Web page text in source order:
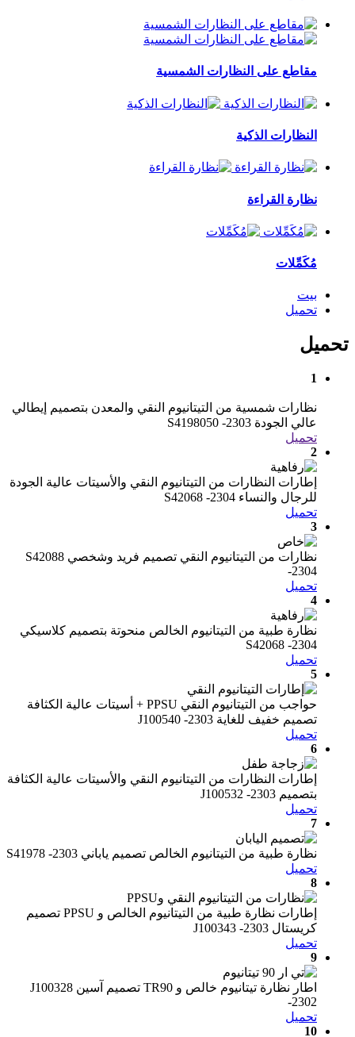
مقاطع على النظارات الشمسية
النظارات الذكية
نظارة القراءة
مُكَمِّلات
بيت
تحميل
تحميل
1
نظارات شمسية من التيتانيوم النقي والمعدن بتصميم إيطالي
عالي الجودة S4198050 -2303
تحميل
2
إطارات النظارات من التيتانيوم النقي والأسيتات عالية الجودة
للرجال والنساء S42068 -2304
تحميل
3
نظارات من التيتانيوم النقي تصميم فريد وشخصي S42088
-2304
تحميل
4
نظارة طبية من التيتانيوم الخالص منحوتة بتصميم كلاسيكي
S42068 -2304
تحميل
5
حواجب من التيتانيوم النقي PPSU + أسيتات عالية الكثافة
تصميم خفيف للغاية J100540 -2303
تحميل
6
إطارات النظارات من التيتانيوم النقي والأسيتات عالية الكثافة
بتصميم J100532 -2303
تحميل
7
نظارة طبية من التيتانيوم الخالص تصميم ياباني S41978 -2303
تحميل
8
إطارات نظارة طبية من التيتانيوم الخالص و PPSU تصميم
كريستال J100343 -2303
تحميل
9
اطار نظارة تيتانيوم خالص و TR90 تصميم آسين J100328
-2302
تحميل
10